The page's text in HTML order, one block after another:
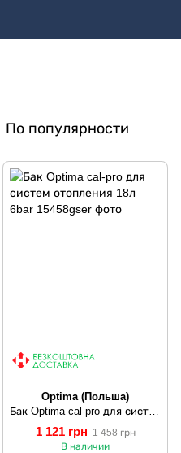
По популярности
Optima (Польша)
Бак Optima cal-pro для систем отопления 18л 6bar
1 121 грн 1 458 грн
В наличии